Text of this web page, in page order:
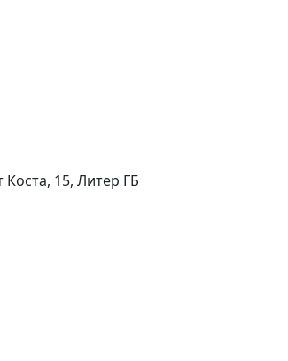
15, Литер ГБ